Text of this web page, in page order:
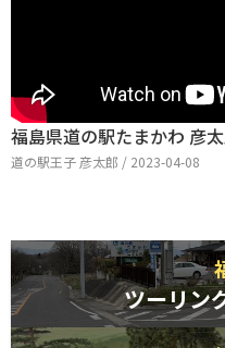
福島県道の駅たまかわ 彦
道の駅王子 彦太郎 / 2023-04-08
ツーリン